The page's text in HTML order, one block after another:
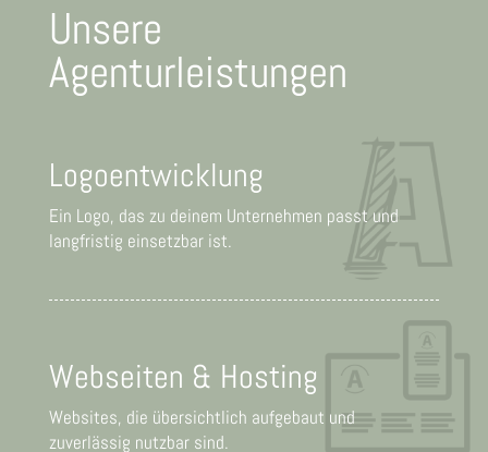
Unsere
Agenturleistungen
Logoentwicklung
Ein Logo, das zu deinem Unternehmen passt und
langfristig einsetzbar ist.
Webseiten & Hosting
Websites, die übersichtlich aufgebaut und
zuverlässig nutzbar sind.